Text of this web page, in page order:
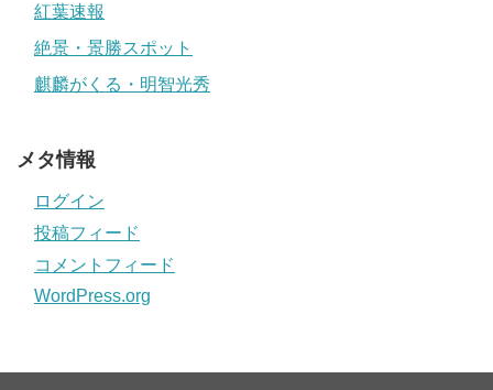
紅葉速報
絶景・景勝スポット
麒麟がくる・明智光秀
メタ情報
ログイン
投稿フィード
コメントフィード
WordPress.org